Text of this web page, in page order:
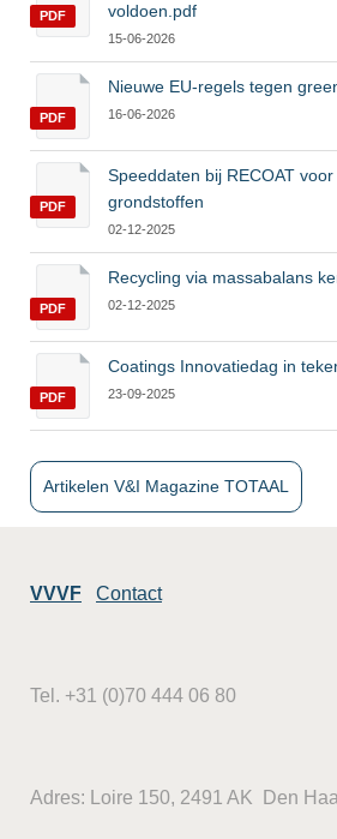
PDF
voldoen.pdf
15-06-2026
PDF
Nieuwe EU-regels tegen
16-06-2026
PDF
Speeddaten bij RECOAT
grondstoffen
02-12-2025
PDF
Recycling via massabalans
02-12-2025
PDF
Coatings Innovatiedag in
23-09-2025
Artikelen V&I Magazine TOTAAL
VVVF Contact
Tel. +31 (0)70 444 06 80
Adres: Loire 150, 2491 AK Den